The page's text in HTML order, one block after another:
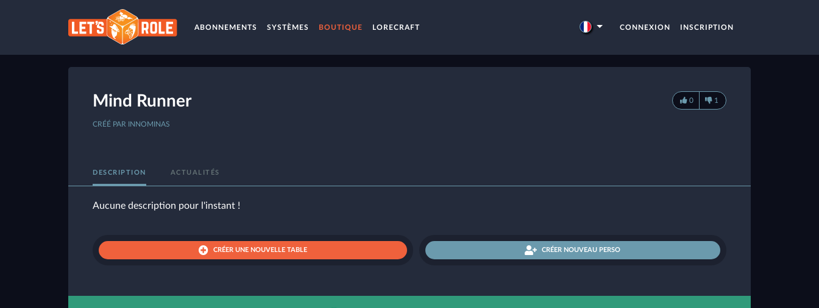
ABONNEMENTS SYSTÈMES BOUTIQUE LORECRAFT CONNEXION INSCRIPTION
Mind Runner
CRÉÉ PAR INNOMINAS
0 1
DESCRIPTION ACTUALITÉS
Aucune description pour l'instant !
CRÉER UNE NOUVELLE TABLE CRÉER NOUVEAU PERSO